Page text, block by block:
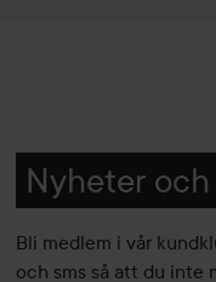
Nyheter
Bli medlem i vår
och sms så att du inte